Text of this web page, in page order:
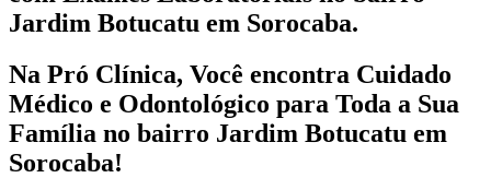
Jardim Botucatu em Sorocaba.
Na Pró Clínica, Você encontra Cuidado
Médico e Odontológico para Toda a Sua
Família no bairro Jardim Botucatu em
Sorocaba!